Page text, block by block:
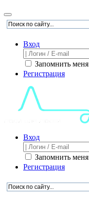
Вход
Запомнить меня
Регистрация
Вход
Запомнить меня
Регистрация